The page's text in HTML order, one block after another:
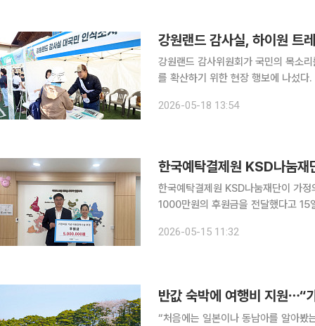
강원랜드 감사실, 하이원 트
강원랜드 감사위원회가 국민의 목소
를 확산하기 위한 현장 행보에 나섰다. 강원랜드 감사위원회는 내부감사품질 개선과 청렴가치 확산
일 밝혔다. 이날 안광복 상임감
2026-05-18 13:54
한국예탁결제원 KSD나눔재단이 가
1000만원의 후원금을 전달했다고 15일
하고 있다. 성애원은 1948년 부산 금
2026-05-15 11:32
“처음에는 일본이나 동남아를 알아봤